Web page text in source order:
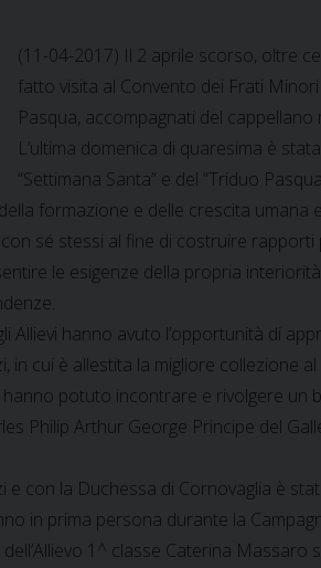
(11-04-2017) Il 2 aprile scorso, oltre
fatto visita al Convento dei Frati
Pasqua, accompagnati del
L’ultima domenica di quaresima è
“Settimana Santa” e del “Triduo
formazione e delle crescita
sé stessi al fine di costruire
le esigenze della propria
Allievi hanno avuto l’opportunità di
in cui è allestita la migliore collezione
hanno potuto incontrare e rivolgere
Philip Arthur George Principe del
e con la Duchessa di Cornovaglia è
in prima persona durante la
1^ classe Caterina